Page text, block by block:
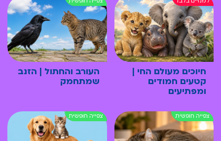
חיוכים מעולם החי |
קטעים חמודים
ומפתיעים
העורב והחתול | הזנב
שמתחמק